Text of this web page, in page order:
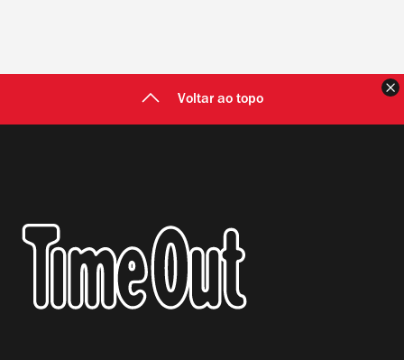
Voltar ao topo